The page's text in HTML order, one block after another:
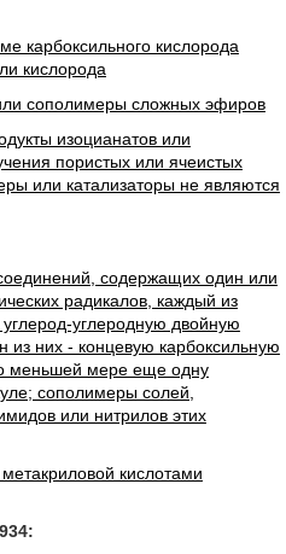
карбоксильного кислорода
кислорода
сополимеры сложных эфиров
изоцианатов или
пористых или ячеистых
или катализаторы не являются
содержащих один или
радикалов, каждый из
углеродную двойную
них - концевую карбоксильную
меньшей мере еще одну
сополимеры солей,
или нитрилов этих
кислотами